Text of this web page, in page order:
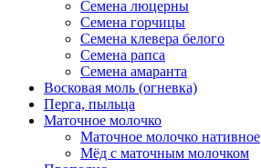
Семена люцерны
Семена горчицы
Семена клевера белого
Семена рапса
Семена амаранта
Восковая моль (огневка)
Перга, пыльца
Маточное молочко
Маточное молочко нативное
Мёд с маточным молочком